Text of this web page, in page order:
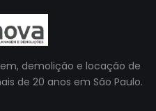
demolição e locação de
de 20 anos em São Paulo.